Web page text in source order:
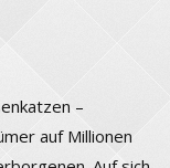
–
auf Millionen